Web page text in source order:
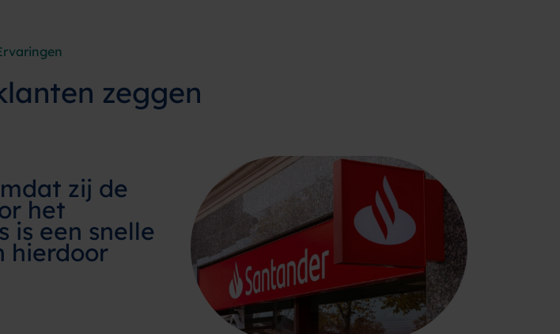
zeggen
zij de
het
is een snelle
hierdoor